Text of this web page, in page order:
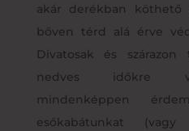
akár derékban köthető
bőven térd alá érve
Divatosak és
nedves időkre
mindenképpen
esőkabátunkat